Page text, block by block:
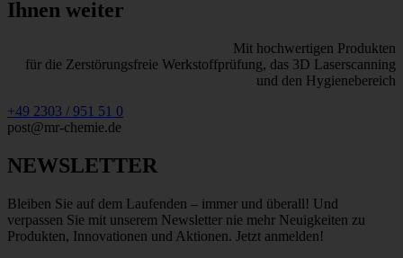
Ihnen weiter
Mit hochwertigen Produkten
für die Zerstörungsfreie Werkstoffprüfung, das 3D Laserscanning
und den Hygienebereich
+49 2303 / 951 51 0
post@mr-chemie.de
NEWSLETTER
Bleiben Sie auf dem Laufenden – immer und überall! Und
verpassen Sie mit unserem Newsletter nie mehr Neuigkeiten zu
Produkten, Innovationen und Aktionen. Jetzt anmelden!